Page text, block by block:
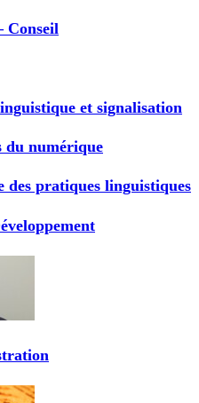
Conseil
et signalisation
du numérique
des pratiques linguistiques